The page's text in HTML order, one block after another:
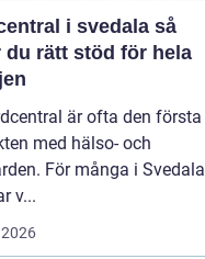
i svedala så
du rätt stöd för hela
är ofta den första
med hälso- och
För många i Svedala
v...